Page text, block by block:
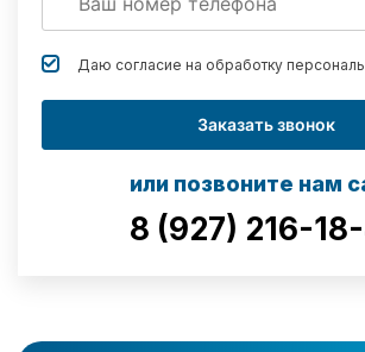
Даю согласие на обработку
Заказать звонок
или позвоните нам
8 (927) 216-